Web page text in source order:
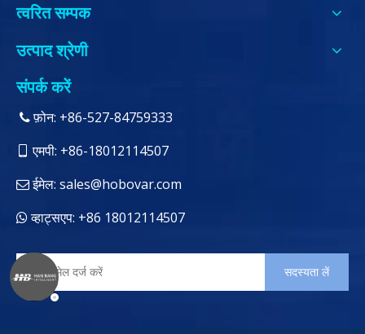
त्वरित सम्पक
उत्पाद श्रेणी
संपर्क करें
फ़ोन: +86-527-84759333
एमपी: +86-18012114507
ईमेल: sales@hobovar.com
 व्हाट्सएप: +86 18012114507
सदस्यता लें